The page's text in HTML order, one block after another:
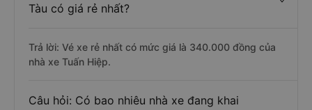
Tàu có giá rẻ nhất?
Trả lời: Vé xe rẻ nhất có mức giá là 340.000 đồng của
nhà xe Tuấn Hiệp.
Câu hỏi: Có bao nhiêu nhà xe đang khai